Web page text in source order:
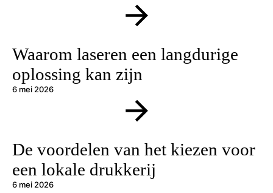
Waarom laseren een langdurige
oplossing kan zijn
6 mei 2026
De voordelen van het kiezen voor
een lokale drukkerij
6 mei 2026